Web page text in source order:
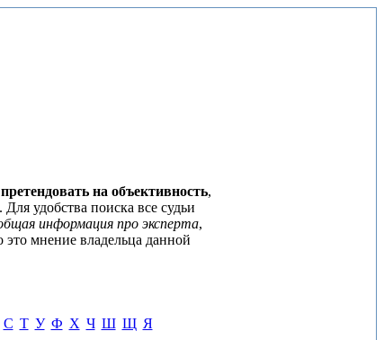
на объективность,
удобства поиска все судьи
информация про эксперта,
мнение владельца данной
С Т У Ф Х Ч Ш Щ Я